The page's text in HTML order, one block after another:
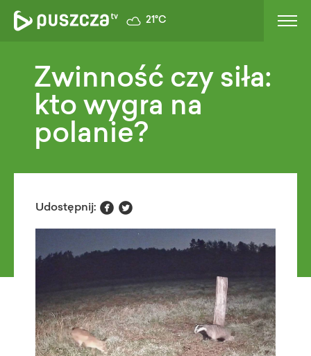
21°C
Zwinność czy siła:
kto wygra na
polanie?
Udostępnij:  